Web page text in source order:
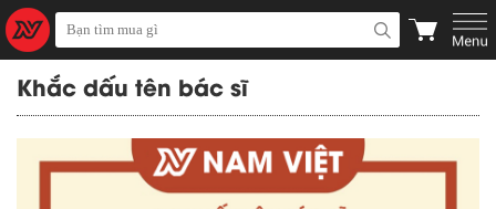
Khắc dấu tên bác sĩ